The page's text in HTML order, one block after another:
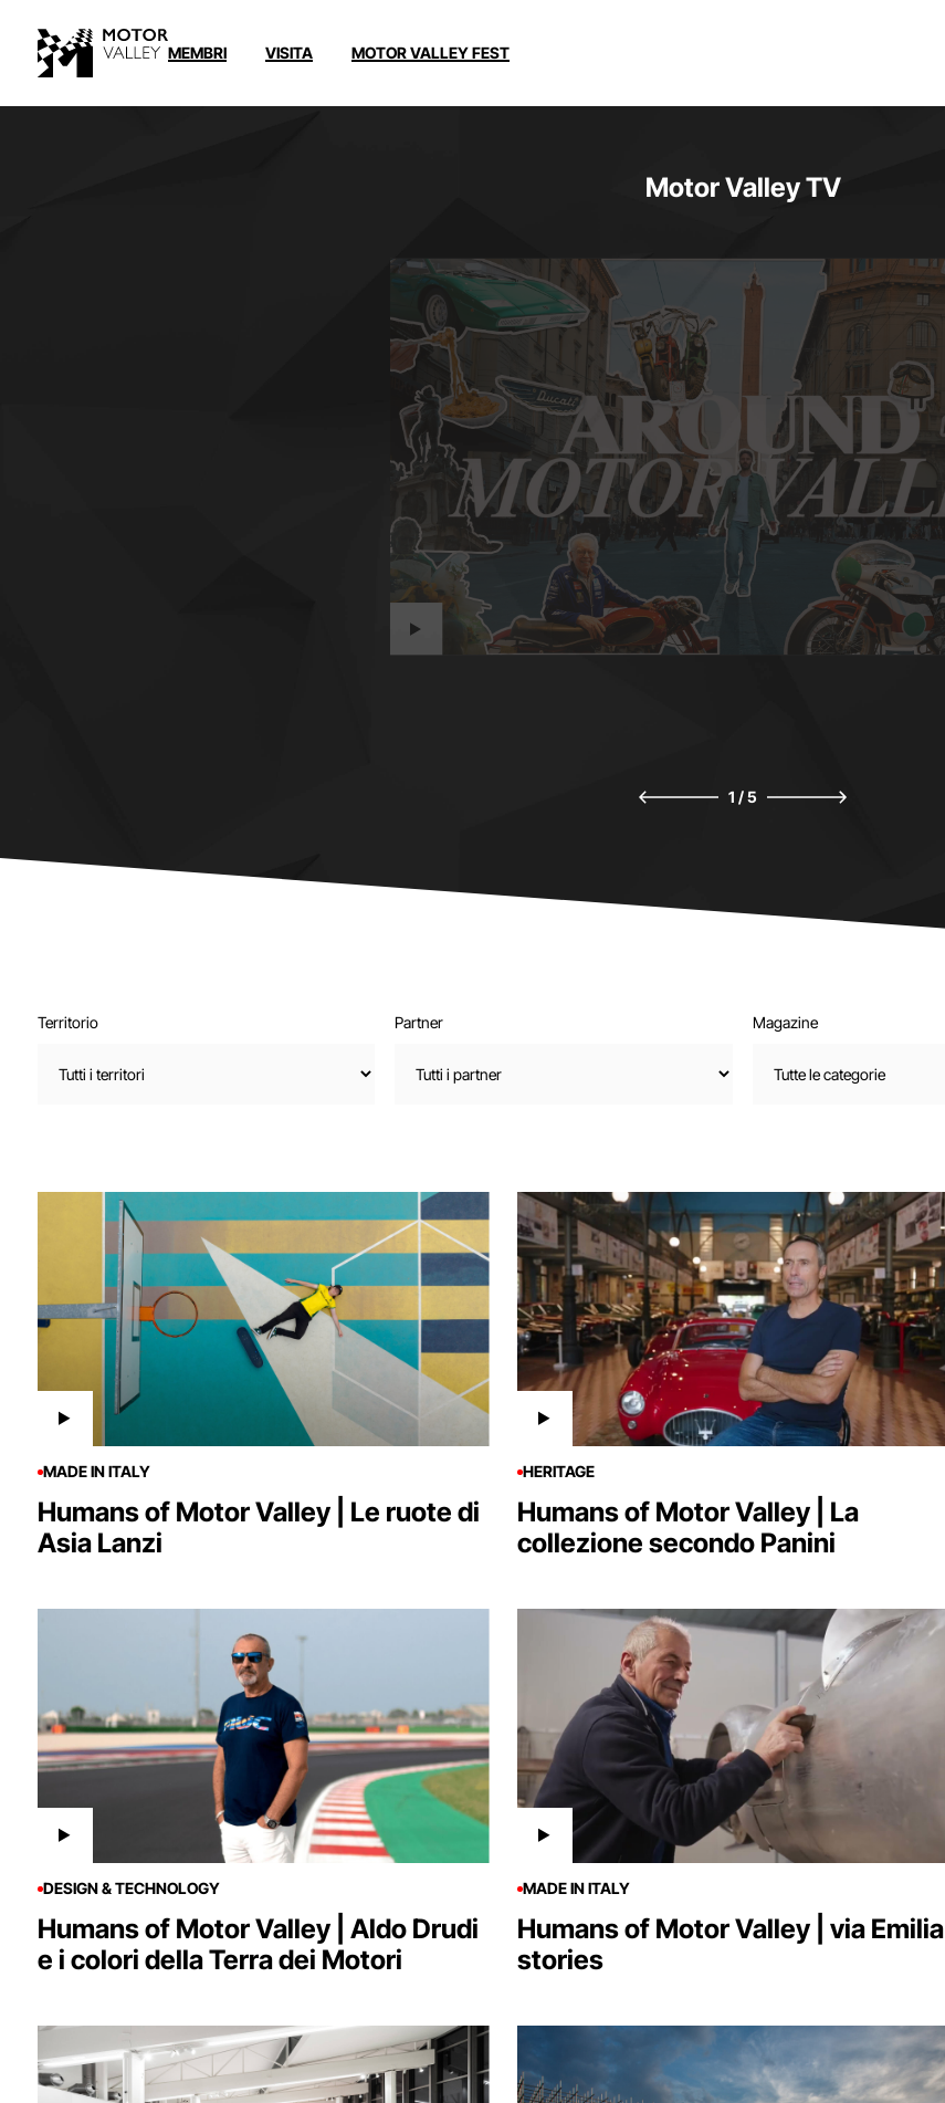
MEMBRI VISITA MOTOR VALLEY FEST
Motor Valley TV
1 /5
Territorio Partner Magazine
MADE IN ITALY
Humans of Motor Valley | Le ruote di
Asia Lanzi
HERITAGE
Humans of Motor Valley | La
collezione secondo Panini
DESIGN & TECHNOLOGY
Humans of Motor Valley | Aldo Drudi
e i colori della Terra dei Motori
MADE IN ITALY
Humans of Motor Valley | via Emilia
stories